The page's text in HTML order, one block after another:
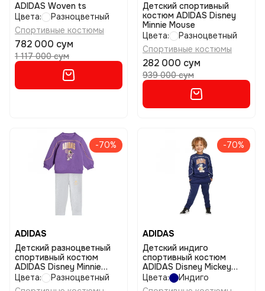
ADIDAS Woven ts
Цвета:
Разноцветный
Спортивные костюмы
782 000 сум
1 117 000 сум
Детский спортивный
костюм ADIDAS Disney
Minnie Mouse
Цвета:
Разноцветный
Спортивные костюмы
282 000 сум
939 000 сум
-70%
ADIDAS
Детский разноцветный
спортивный костюм
ADIDAS Disney Minnie
Mouse Jogger Set размер
92
Цвета:
Разноцветный
-70%
ADIDAS
Детский индиго
спортивный костюм
ADIDAS Disney Mickey
Mouse Jogger размер 122
Цвета:
Индиго